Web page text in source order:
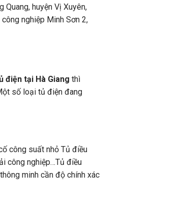
Quang, huyện Vị Xuyên,
nghiệp Minh Sơn 2,
điện tại Hà Giang thì
số loại tủ điện đang
công suất nhỏ Tủ điều
công nghiệp…Tủ điều
minh cần độ chính xác